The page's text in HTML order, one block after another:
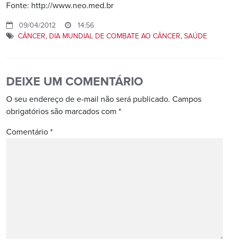
Fonte: http://www.neo.med.br
09/04/2012
14:56
CÂNCER, DIA MUNDIAL DE COMBATE AO CÂNCER, SAÚDE
DEIXE UM COMENTÁRIO
O seu endereço de e-mail não será publicado. Campos
obrigatórios são marcados com *
Comentário *